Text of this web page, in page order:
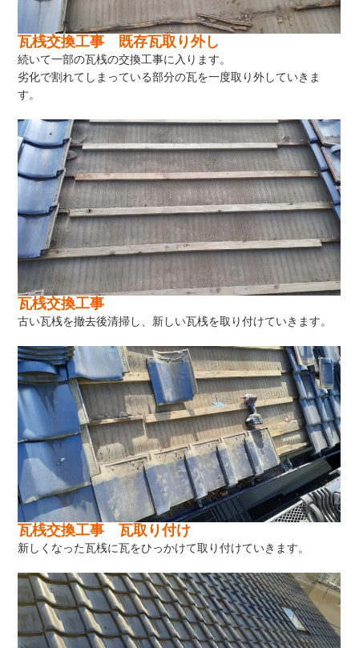
瓦桟交換工事 既存瓦取り外し
続いて一部の瓦桟の交換工事に入ります。
劣化で割れてしまっている部分の瓦を一度取り外していきま
す。
瓦桟交換工事
古い瓦桟を撤去後清掃し、新しい瓦桟を取り付けていきます。
瓦桟交換工事 瓦取り付け
新しくなった瓦桟に瓦をひっかけて取り付けていきます。